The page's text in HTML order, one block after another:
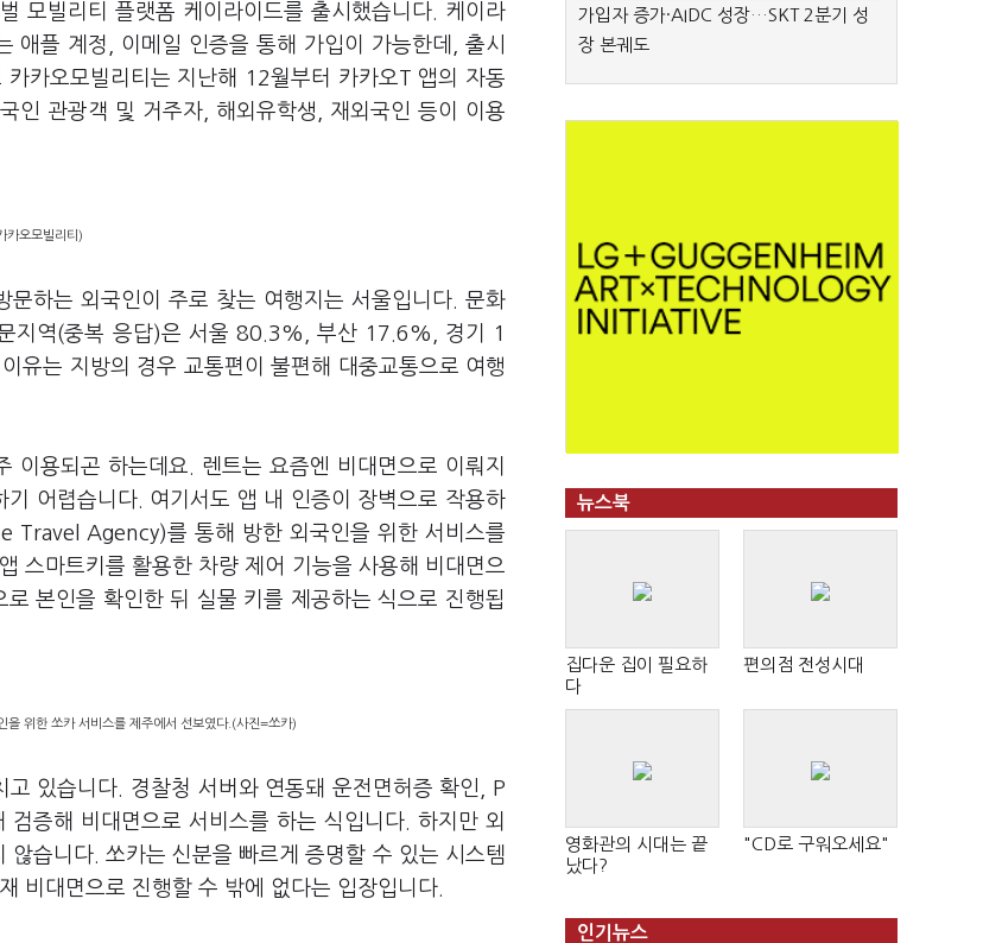
모빌리티 플랫폼 케이라이드를 출시했습니다. 케이라
애플 계정, 이메일 인증을 통해 가입이 가능한데, 출시
카오모빌리티는 지난해 12월부터 카카오T 앱의 자동
인 관광객 및 거주자, 해외유학생, 재외국인 등이 이용
카오모빌리티)
하는 외국인이 주로 찾는 여행지는 서울입니다. 문화
지역(중복 응답)은 서울 80.3%, 부산 17.6%, 경기 1
는 지방의 경우 교통편이 불편해 대중교통으로 여행
이용되곤 하는데요. 렌트는 요즘엔 비대면으로 이뤄지
어렵습니다. 여기서도 앱 내 인증이 장벽으로 작용하
Travel Agency)를 통해 방한 외국인을 위한 서비스를
스마트키를 활용한 차량 제어 기능을 사용해 비대면으
본인을 확인한 뒤 실물 키를 제공하는 식으로 진행됩
위한 쏘카 서비스를 제주에서 선보였다.(사진=쏘카)
있습니다. 경찰청 서버와 연동돼 운전면허증 확인, P
증해 비대면으로 서비스를 하는 식입니다. 하지만 외
습니다. 쏘카는 신분을 빠르게 증명할 수 있는 시스템
비대면으로 진행할 수 밖에 없다는 입장입니다.
가입자 증가·AIDC 성장…SKT 2분기 성
장 본궤도
뉴스북
집다운 집이 필요하
다
편의점 전성시대
영화관의 시대는 끝
났다?
"CD로 구워오세요"
인기뉴스